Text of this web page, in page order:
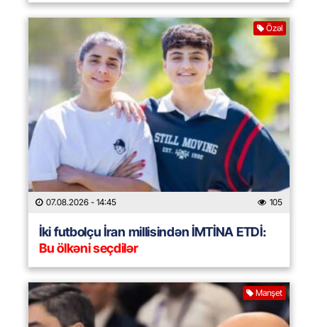
Özəl
07.08.2026 - 14:45 105
İki futbolçu İran millisindən İMTİNA ETDİ:
Bu ölkəni seçdilər
Manşet